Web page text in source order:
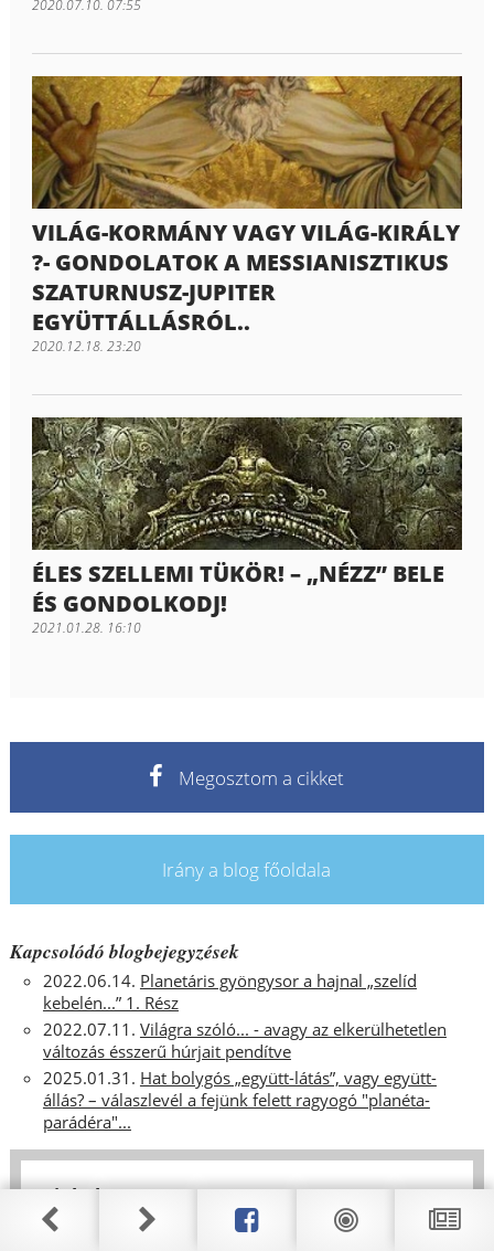
2020.07.10. 07:55
VILÁG-KORMÁNY VAGY VILÁG-KIRÁLY
?- GONDOLATOK A MESSIANISZTIKUS
SZATURNUSZ-JUPITER
EGYÜTTÁLLÁSRÓL..
2020.12.18. 23:20
ÉLES SZELLEMI TÜKÖR! – „NÉZZ” BELE
ÉS GONDOLKODJ!
2021.01.28. 16:10
Megosztom a cikket
Irány a blog főoldala
Kapcsolódó blogbejegyzések
2022.06.14. Planetáris gyöngysor a hajnal „szelíd
kebelén...” 1. Rész
2022.07.11. Világra szóló... - avagy az elkerülhetetlen
változás ésszerű húrjait pendítve
2025.01.31. Hat bolygós „együtt-látás”, vagy együtt-
állás? – válaszlevél a fejünk felett ragyogó "planéta-
parádéra"...
Linkek
A Csízió Facebook oldala